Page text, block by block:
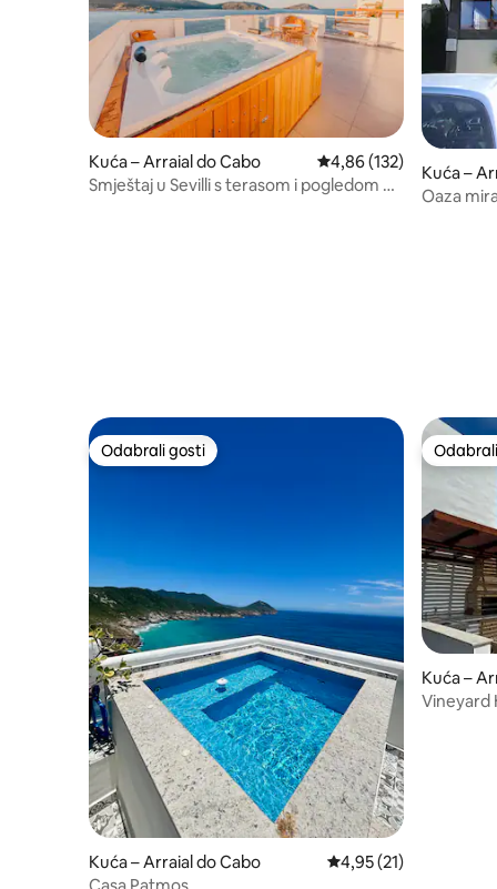
Kuća – Arraial do Cabo Prosječna ocjena: 4,86/
4,86 (132)
Smještaj u Sevilli s terasom i pogledom na
Kuća –
Oaza
Odabrali gosti
Odabrali gosti
Kuća – Arraial do Cabo Prosječna ocjena:
4,95 (21)
Kuća –
Vineyard